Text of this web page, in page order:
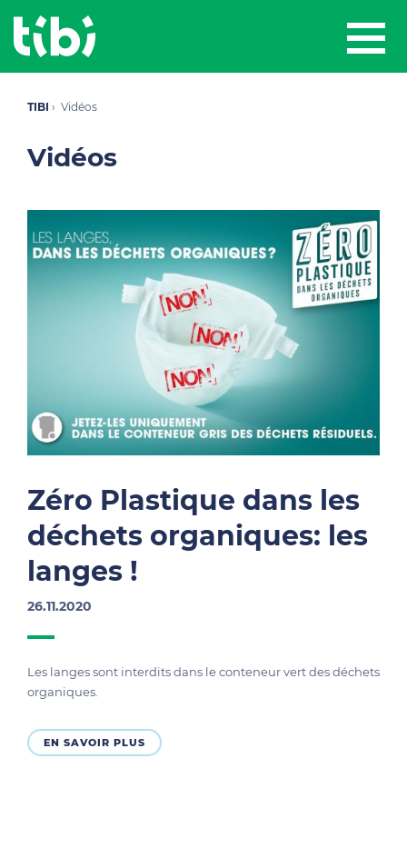
TIBI Vidéos
Vidéos
Zéro Plastique dans les
déchets organiques: les
langes !
26.11.2020
Les langes sont interdits dans le conteneur vert des déchets
organiques.
EN SAVOIR PLUS